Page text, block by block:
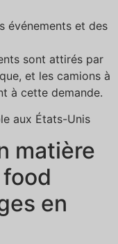
événements et des
sont attirés par
et les camions à
à cette demande.
aux États-Unis
matière
en